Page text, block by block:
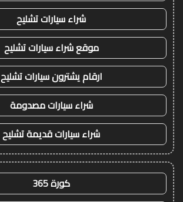
شراء سيارات تشليح
موقع شراء سيارات تشليح
ارقام يشترون سيارات تشليح
شراء سيارات مصدومة
شراء سيارات قديمة تشليح
كورة 365